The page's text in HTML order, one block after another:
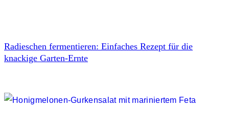
Radieschen fermentieren: Einfaches Rezept für die
knackige Garten-Ernte